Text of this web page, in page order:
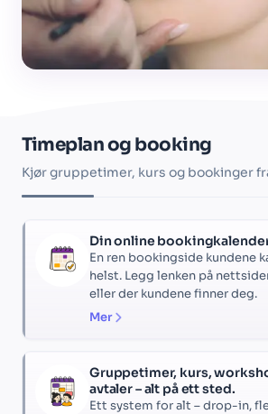
Timeplan og booking
Kjør gruppetimer, kurs og bookinger
Din online
En ren bookingside kundene
helst. Legg lenken på
eller der kundene finner deg.
Mer
Gruppetimer, kurs,
avtaler – alt på ett sted.
Ett system for alt – drop-in,